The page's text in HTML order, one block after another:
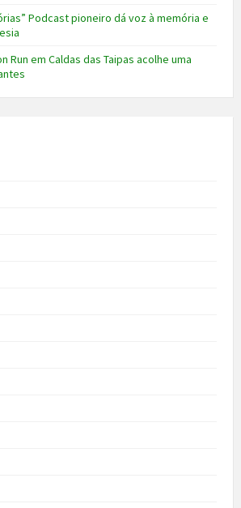
Podcast pioneiro dá voz à memória e
Run em Caldas das Taipas acolhe uma